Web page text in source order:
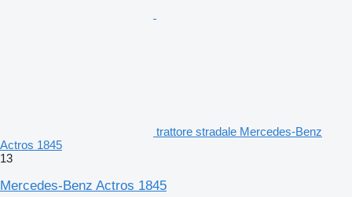
trattore stradale Mercedes-Benz
Actros 1845
13
Mercedes-Benz Actros 1845